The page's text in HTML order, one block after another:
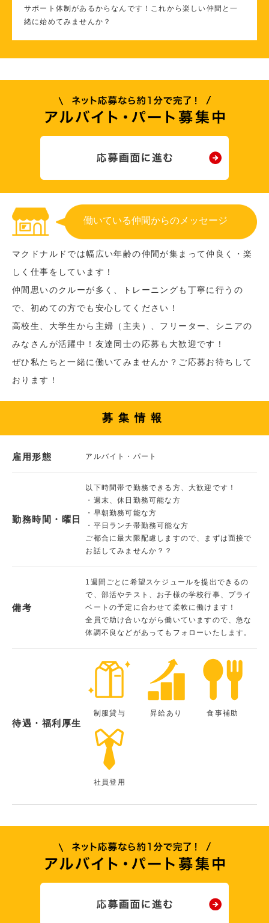
サポート体制があるからなんです！これから楽しい仲間と一
緒に始めてみませんか？
働いている仲間からのメッセージ
マクドナルドでは幅広い年齢の仲間が集まって仲良く・楽
しく仕事をしています！
仲間思いのクルーが多く、トレーニングも丁寧に行うの
で、初めての方でも安心してください！
高校生、大学生から主婦（主夫）、フリーター、シニアの
みなさんが活躍中！友達同士の応募も大歓迎です！
ぜひ私たちと一緒に働いてみませんか？ご応募お待ちして
おります！
募集情報
雇用形態 アルバイト・パート
勤務時間・曜日
以下時間帯で勤務できる方、大歓迎です！
・週末、休日勤務可能な方
・早朝勤務可能な方
・平日ランチ帯勤務可能な方
ご都合に最大限配慮しますので、まずは面接で
お話してみませんか？？
備考
1週間ごとに希望スケジュールを提出できるの
で、部活やテスト、お子様の学校行事、プライ
ベートの予定に合わせて柔軟に働けます！
全員で助け合いながら働いていますので、急な
体調不良などがあってもフォローいたします。
待遇・福利厚生
制服貸与 昇給あり 食事補助
社員登用